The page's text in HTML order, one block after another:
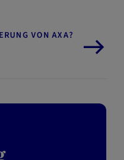
VON AXA?